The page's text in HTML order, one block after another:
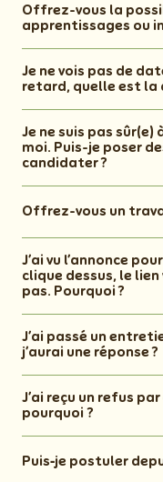
Offrez-vous la
apprentissages ou
Je ne vois pas de
retard, quelle est la
Je ne suis pas
moi. Puis-je poser
candidater ?
Offrez-vous un
J’ai vu l’annonce
clique dessus, le
pas. Pourquoi ?
J’ai passé un
j’aurai une réponse ?
J’ai reçu un refus
pourquoi ?
Puis‑je postuler